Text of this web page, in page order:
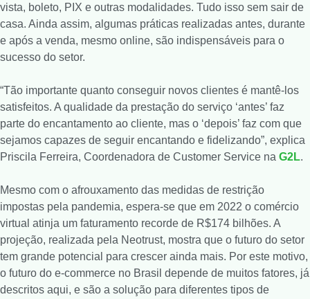
vista, boleto, PIX e outras modalidades. Tudo isso sem sair de
casa. Ainda assim, algumas práticas realizadas antes, durante
e após a venda, mesmo online, são indispensáveis para o
sucesso do setor.
“Tão importante quanto conseguir novos clientes é mantê-los
satisfeitos. A qualidade da prestação do serviço ‘antes’ faz
parte do encantamento ao cliente, mas o ‘depois’ faz com que
sejamos capazes de seguir encantando e fidelizando”, explica
Priscila Ferreira, Coordenadora de Customer Service na G2L.
Mesmo com o afrouxamento das medidas de restrição
impostas pela pandemia, espera-se que em 2022 o comércio
virtual atinja um faturamento recorde de R$174 bilhões. A
projeção, realizada pela Neotrust, mostra que o futuro do setor
tem grande potencial para crescer ainda mais. Por este motivo,
o futuro do e-commerce no Brasil depende de muitos fatores, já
descritos aqui, e são a solução para diferentes tipos de